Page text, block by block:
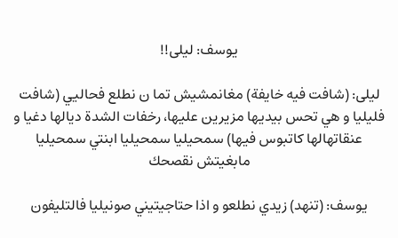
يوسف: ليلى!!
ليلى: (شافت فيه خايفة) مغانمشيش تما ن نطلع فحاليي (شافت
فليليا و هي تحس بيديها مزيرين عليها، رخفات الشدة ديالها دغيا و
عنقاتهالها كاتبوس فيها) سمحيليا سمحيليا ابنتي سمحيليا
مابغيتش نقصحك
يوسف: (تنهد) زيدي نطلعو و اذا حتاجيتيني صونيليا فالتليفون